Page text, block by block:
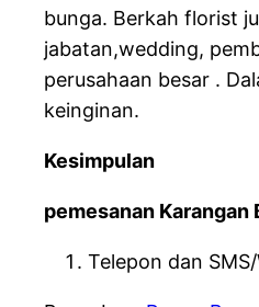
bunga. Berkah florist
jabatan,wedding,
perusahaan besar .
keinginan.
pemesanan
Telepon dan